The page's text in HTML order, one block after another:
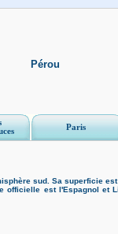
Pérou
Paris
sud. Sa superficie
officielle est l'Espagnol et